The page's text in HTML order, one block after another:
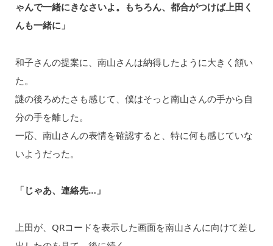
ゃんで一緒にきなさいよ。もちろん、都合がつけば上田く
んも一緒に」
和子さんの提案に、南山さんは納得したように大きく頷い
た。
謎の後ろめたさも感じて、僕はそっと南山さんの手から自
分の手を離した。
一応、南山さんの表情を確認すると、特に何も感じていな
いようだった。
「じゃあ、連絡先…」
上田が、QRコードを表示した画面を南山さんに向けて差し